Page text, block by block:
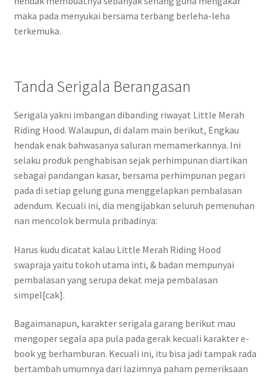
maka pada menyukai bersama terbang berleha-leha
terkemuka.
Tanda Serigala Berangasan
Serigala yakni imbangan dibanding riwayat Little Merah
Riding Hood. Walaupun, di dalam main berikut, Engkau
hendak enak bahwasanya saluran memamerkannya. Ini
selaku produk penghabisan sejak perhimpunan diartikan
sebagai pandangan kasar, bersama perhimpunan pegari
pada di setiap gelung guna menggelapkan pembalasan
adendum. Kecuali ini, dia mengijabkan seluruh pemenuhan
nan mencolok bermula pribadinya:
Harus kudu dicatat kalau Little Merah Riding Hood
swapraja yaitu tokoh utama inti, & badan mempunyai
pembalasan yang serupa dekat meja pembalasan
simpel[cak].
Bagaimanapun, karakter serigala garang berikut mau
mengoper segala apa pula pada gerak kecuali karakter e-
book yg berhamburan. Kecuali ini, itu bisa jadi tampak rada
bertambah umumnya dari lazimnya paham pemeriksaan